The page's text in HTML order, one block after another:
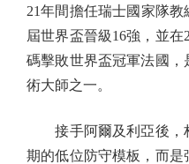
21年間擔任瑞士國家隊教
屆世界盃晉級16強，並在
碼擊敗世界盃冠軍法國
術大師之一。
接手阿爾及利亞後，
期的低位防守模板，而